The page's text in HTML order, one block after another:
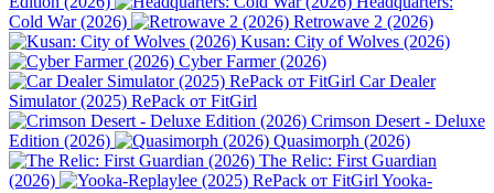
Cold War (2026)
Retrowave 2 (2026)
Kusan: City of Wolves (2026)
Cyber Farmer (2026)
Car Dealer
Simulator (2025) RePack от FitGirl
Crimson Desert - Deluxe
Edition (2026)
Quasimorph (2026)
The Relic: First Guardian
(2026)
Yooka-